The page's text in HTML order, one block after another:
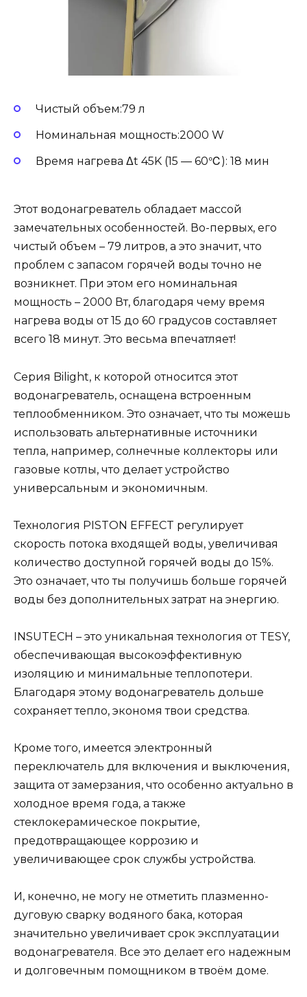
Чистый объем:79 л
Номинальная мощность:2000 W
Время нагрева Δt 45K (15 — 60℃): 18 мин
Этот водонагреватель обладает массой
замечательных особенностей. Во-первых, его
чистый объем – 79 литров, а это значит, что
проблем с запасом горячей воды точно не
возникнет. При этом его номинальная
мощность – 2000 Вт, благодаря чему время
нагрева воды от 15 до 60 градусов составляет
всего 18 минут. Это весьма впечатляет!
Серия Bilight, к которой относится этот
водонагреватель, оснащена встроенным
теплообменником. Это означает, что ты можешь
использовать альтернативные источники
тепла, например, солнечные коллекторы или
газовые котлы, что делает устройство
универсальным и экономичным.
Технология PISTON EFFECT регулирует
скорость потока входящей воды, увеличивая
количество доступной горячей воды до 15%.
Это означает, что ты получишь больше горячей
воды без дополнительных затрат на энергию.
INSUTECH – это уникальная технология от TESY,
обеспечивающая высокоэффективную
изоляцию и минимальные теплопотери.
Благодаря этому водонагреватель дольше
сохраняет тепло, экономя твои средства.
Кроме того, имеется электронный
переключатель для включения и выключения,
защита от замерзания, что особенно актуально в
холодное время года, а также
стеклокерамическое покрытие,
предотвращающее коррозию и
увеличивающее срок службы устройства.
И, конечно, не могу не отметить плазменно-
дуговую сварку водяного бака, которая
значительно увеличивает срок эксплуатации
водонагревателя. Все это делает его надежным
и долговечным помощником в твоём доме.